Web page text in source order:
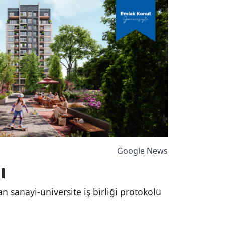
Google News
sanayi-üniversite iş birliği protokolü